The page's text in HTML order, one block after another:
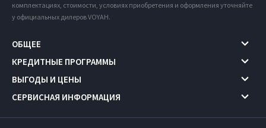
комплектациях, стоимости, условиях приобретения и оформления уточняйте
у официальных дилеров VOYAH.
ОБЩЕЕ
КРЕДИТНЫЕ ПРОГРАММЫ
ВЫГОДЫ И ЦЕНЫ
СЕРВИСНАЯ ИНФОРМАЦИЯ